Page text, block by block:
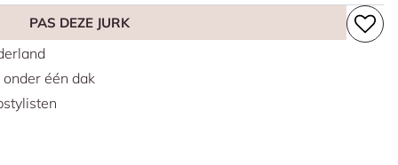
die detailrijk kant willen combineren met een moderne,
deze prachtige jurk ook in een plus size versie in onze
PAS DEZE JURK
één dak